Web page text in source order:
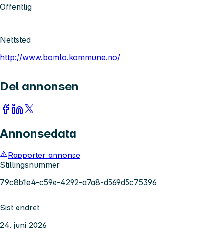
Offentlig
Nettsted
http://www.bomlo.kommune.no/
Del annonsen
Annonsedata
Rapporter annonse
Stillingsnummer
79c8b1e4-c59e-4292-a7a8-d569d5c75396
Sist endret
24. juni 2026